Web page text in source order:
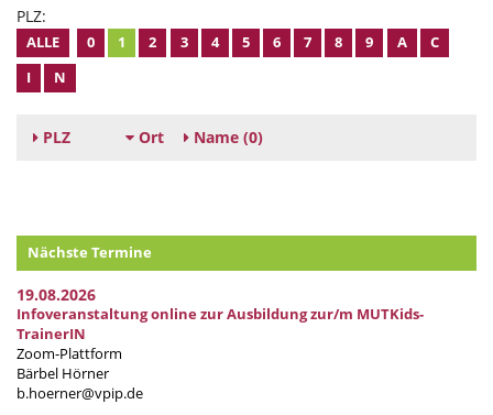
PLZ:
ALLE 0 1 2 3 4 5 6 7 8 9 A
C
I
N
PLZ Ort Name (0)
Nächste Termine
19.08.2026
Infoveranstaltung online zur Ausbildung zur/m MUTKids-
TrainerIN
Zoom-Plattform
Bärbel Hörner
b.hoerner@vpip.de